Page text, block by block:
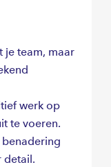
je team, maar
werk op
te voeren.
benadering
detail.